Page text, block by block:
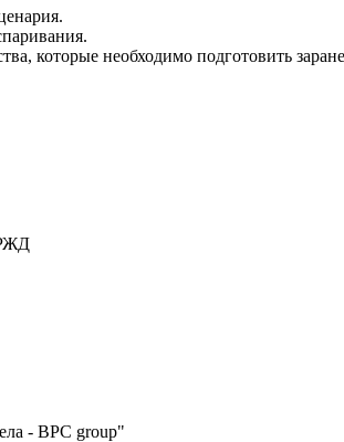
которые необходимо подготовить
- BPC group"